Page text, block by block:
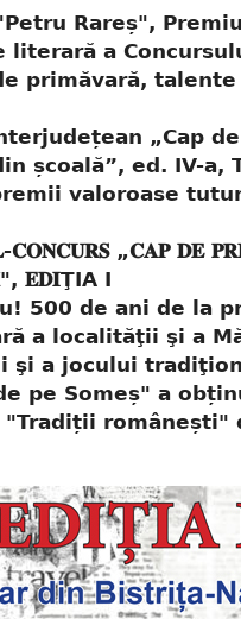
Rareș",
literară a
primăvară,
„Cap de
școală”, ed. IV-a,
valoroase
𝐂𝐎𝐍𝐂𝐔𝐑𝐒 „𝐂𝐀𝐏 𝐃𝐄
𝐄𝐃𝐈ŢIA I
500 de ani de la
a localităţii şi a
şi a jocului
pe Someș" a
românești"